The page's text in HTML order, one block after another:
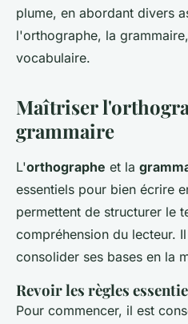
plume, en abordant divers
l'orthographe, la
vocabulaire.
Maîtriser
grammaire
L'orthographe et la
essentiels pour bien écrire
permettent de structurer le
compréhension du lecteur.
consolider ses bases en la
Revoir les règles
Pour commencer, il est